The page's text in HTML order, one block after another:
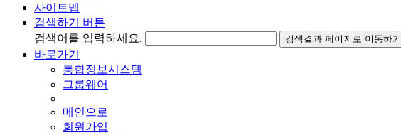
사이트맵
검색하기 버튼
검색어를 입력하세요.
검색결과 페이지로 이동하기
바로가기
통합정보시스템
그룹웨어
메인으로
회원가입